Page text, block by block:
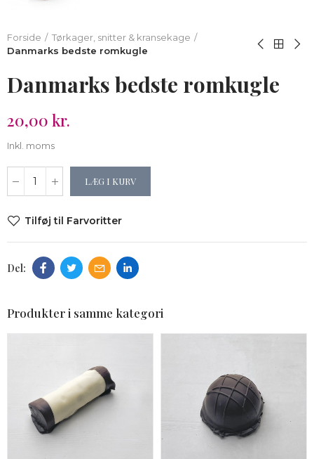
Forside
Tørkager, snitter & kransekage
Danmarks bedste romkugle
Danmarks bedste romkugle
20,00 kr.
Inkl. moms
LÆG I KURV
Tilføj til Farvoritter
Produkter i samme kategori